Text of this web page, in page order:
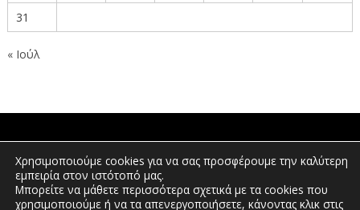
31
« Ιούλ
ΠΟΛΙΤΕΣ
Χρησιμοποιούμε cookies για να σας προσφέρουμε την καλύτερη
εμπειρία στον ιστότοπό μας.
Μπορείτε να μάθετε περισσότερα σχετικά με τα cookies που
χρησιμοποιούμε ή να τα απενεργοποιήσετε, κάνοντας κλικ στις